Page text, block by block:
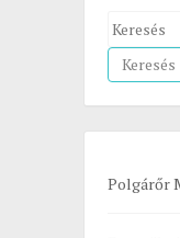
S
e
a
r
c
f
Polgárőr